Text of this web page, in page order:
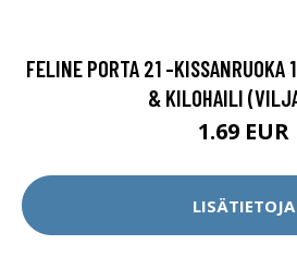
FELINE PORTA 21 -
& KILOHAILI
1.69 EUR
LISÄTIETOJA